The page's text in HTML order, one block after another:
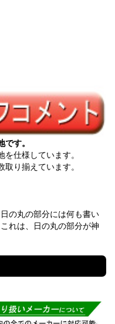
す。
仕様しています。
り揃えています。
の丸の部分には何も書い
れは、日の丸の部分が神